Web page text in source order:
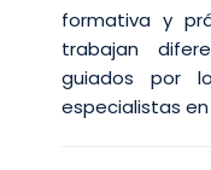
formativa y
trabajan
guiados por
especialistas